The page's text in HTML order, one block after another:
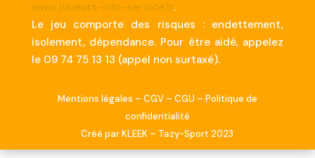
www.joueurs-info-service.fr.
Le jeu comporte des risques : endettement,
isolement, dépendance. Pour être aidé, appelez
le 09 74 75 13 13 (appel non surtaxé).
Mentions légales – CGV– CGU – Politique de
confidentialité
Créé parKLEEK – Tazy-Sport 2023